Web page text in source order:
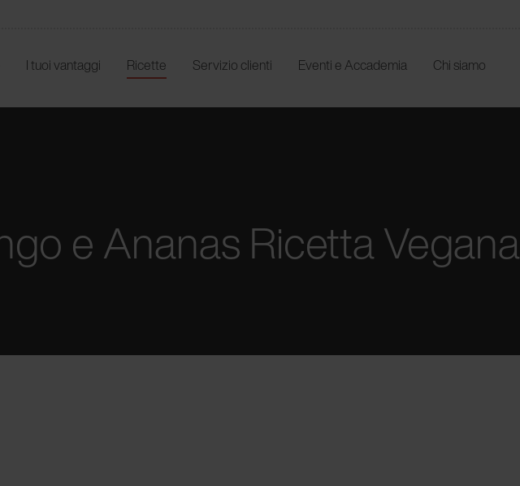
I tuoi vantaggi Ricette Servizio clienti Eventi e Accademia Chi siamo
e Ananas Ricetta Vegana